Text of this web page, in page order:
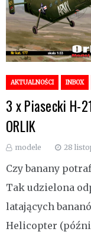
AKTUALNOŚCI INBOX
3 x Piasecki H-
ORLIK
modele 28
Czy banany
Tak udzielona
latających
Helicopter